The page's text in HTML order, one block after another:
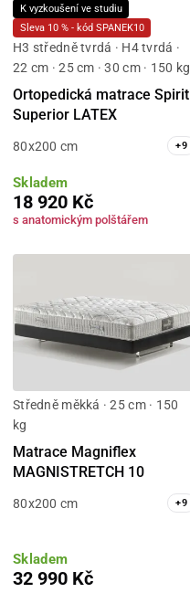
K vyzkoušení ve studiu
Sleva 10 % - kód SPANEK10
H3 středně tvrdá · H4 tvrdá ·
22 cm · 25 cm · 30 cm · 150 kg
Ortopedická matrace Spirit
Superior LATEX
80x200 cm +9
Skladem
18 920 Kč
s anatomickým polštářem
Středně měkká · 25 cm · 150
kg
Matrace Magniflex
MAGNISTRETCH 10
80x200 cm +9
Skladem
32 990 Kč